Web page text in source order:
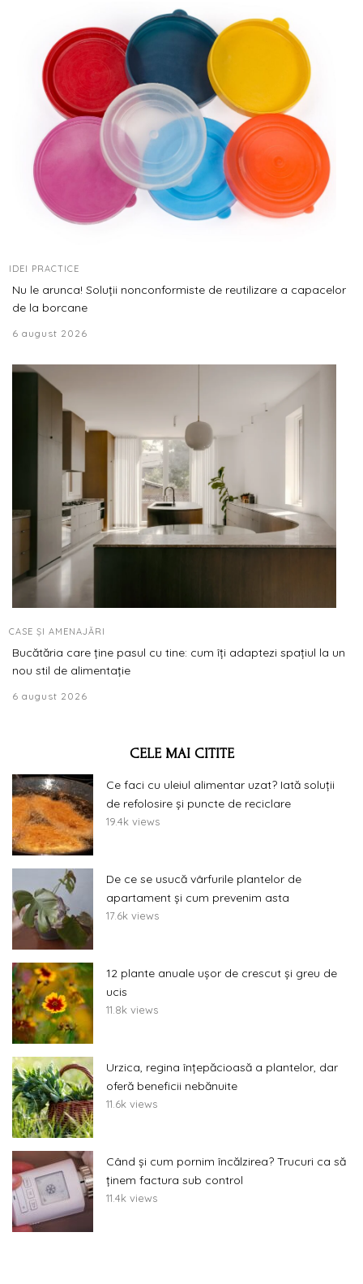
IDEI PRACTICE
Nu le arunca! Soluții nonconformiste de reutilizare a capacelor
de la borcane
6 august 2026
CASE ȘI AMENAJĂRI
Bucătăria care ține pasul cu tine: cum îți adaptezi spațiul la un
nou stil de alimentație
6 august 2026
CELE MAI CITITE
Ce faci cu uleiul alimentar uzat? Iată soluții
de refolosire și puncte de reciclare
19.4k views
De ce se usucă vârfurile plantelor de
apartament și cum prevenim asta
17.6k views
12 plante anuale ușor de crescut și greu de
ucis
11.8k views
Urzica, regina înțepăcioasă a plantelor, dar
oferă beneficii nebănuite
11.6k views
Când și cum pornim încălzirea? Trucuri ca să
ținem factura sub control
11.4k views